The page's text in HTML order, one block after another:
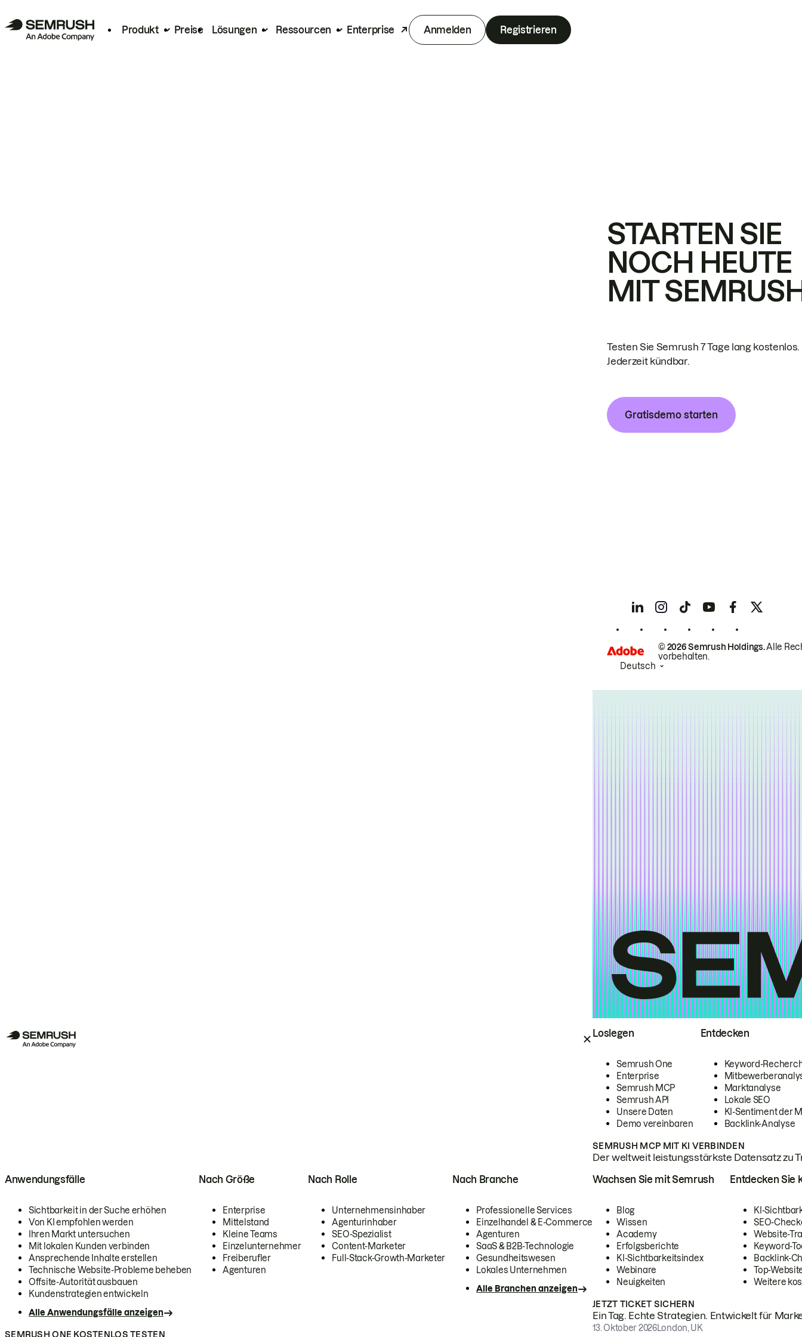
Produkt Preise Lösungen Ressourcen Enterprise Anmelden Registrieren
Loslegen
Semrush One
Enterprise
Semrush MCP
Semrush API
Unsere Daten
Demo vereinbaren
Entdecken
Keyword-
Marktanalyse
Lokale SEO
KI-Sentiment der
Backlink-Analyse
SEMRUSH MCP MIT KI VERBINDEN
Der weltweit leistungsstärkste Datensatz zu
Anwendungsfälle
Sichtbarkeit in der Suche erhöhen
Von KI empfohlen werden
Ihren Markt untersuchen
Mit lokalen Kunden verbinden
Ansprechende Inhalte erstellen
Technische Website-Probleme beheben
Offsite-Autorität ausbauen
Kundenstrategien entwickeln
Alle Anwendungsfälle anzeigen
Nach Größe
Enterprise
Mittelstand
Kleine Teams
Einzelunternehmer
Freiberufler
Agenturen
Nach Rolle
Unternehmensinhaber
Agenturinhaber
SEO-Spezialist
Content-Marketer
Full-Stack-Growth-Marketer
Nach Branche
Professionelle Services
Einzelhandel & E-Commerce
Agenturen
SaaS & B2B-Technologie
Gesundheitswesen
Lokales Unternehmen
Alle Branchen anzeigen
SEMRUSH ONE KOSTENLOS TESTEN
Wachsen Sie mit Semrush
Blog
Wissen
Academy
Erfolgsberichte
KI-Sichtbarkeitsindex
Webinare
Neuigkeiten
Entdecken Sie
KI-
SEO-
Website-
Keyword-
Backlink-
Top-
Weitere
JETZT TICKET SICHERN
Ein Tag. Echte Strategien. Entwickelt für
13. Oktober 2026London, UK
STARTEN SIE
NOCH HEUTE
MIT
Testen Sie Semrush 7 Tage lang kostenlos.
Jederzeit kündbar.
Gratisdemo starten
© 2026 Semrush Holdings.Alle
vorbehalten.
Deutsch